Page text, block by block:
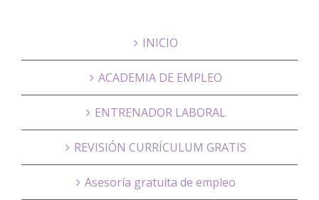
INICIO
ACADEMIA DE EMPLEO
ENTRENADOR LABORAL
REVISIÓN CURRÍCULUM GRATIS
Asesoría gratuita de empleo